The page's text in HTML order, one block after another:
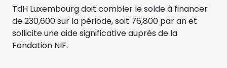
TdH Luxembourg doit combler le solde à financer
de 230,600 sur la période, soit 76,800 par an et
sollicite une aide significative auprès de la
Fondation NIF.